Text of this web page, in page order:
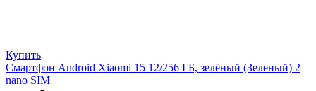
Купить
Смартфон Android Xiaomi 15 12/256 ГБ, зелёный (Зеленый) 2
nano SIM